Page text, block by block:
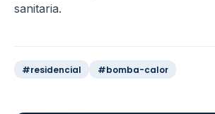
sanitaria.
#residencial #bomba-calor